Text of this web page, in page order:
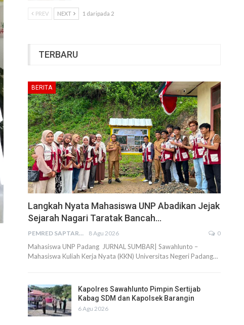
PREV NEXT 1 daripada 2
TERBARU
BERITA
Langkah Nyata Mahasiswa UNP Abadikan Jejak
Sejarah Nagari Taratak Bancah…
PEMRED SAPTARIUS 8 Agu 2026 0
Mahasiswa UNP Padang JURNAL SUMBAR| Sawahlunto –
Mahasiswa Kuliah Kerja Nyata (KKN) Universitas Negeri Padang…
Kapolres Sawahlunto Pimpin Sertijab
Kabag SDM dan Kapolsek Barangin
6 Agu 2026